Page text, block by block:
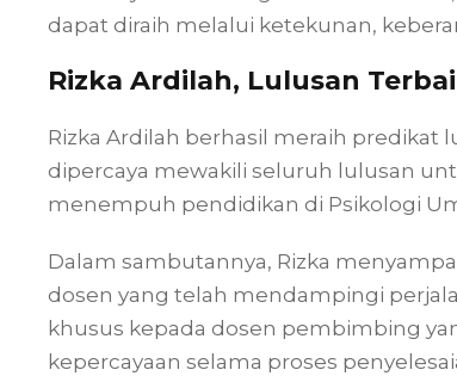
dapat diraih melalui ketekunan,
Rizka Ardilah, Lulusan
Rizka Ardilah berhasil meraih predikat
dipercaya mewakili seluruh lulusan
menempuh pendidikan di Psikologi
Dalam sambutannya, Rizka
dosen yang telah mendampingi
khusus kepada dosen pembimbing
kepercayaan selama proses